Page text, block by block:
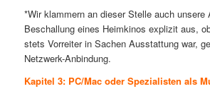
*Wir klammern an dieser Stelle auch unsere
Beschallung eines Heimkinos explizit aus,
stets Vorreiter in Sachen Ausstattung war,
Netzwerk-Anbindung.
Kapitel 3: PC/Mac oder Spezialisten als